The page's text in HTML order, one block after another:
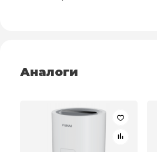
Аналоги